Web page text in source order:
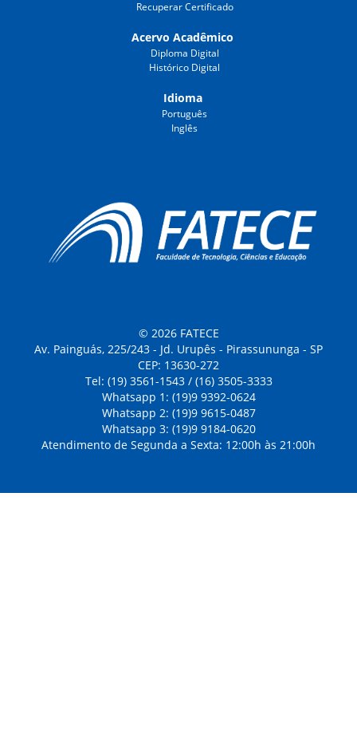
Recuperar Certificado
Acervo Acadêmico
Diploma Digital
Histórico Digital
Idioma
Português
Inglês
© 2026 FATECE
Av. Painguás, 225/243 - Jd. Urupês - Pirassununga - SP
CEP: 13630-272
Tel: (19) 3561-1543 / (16) 3505-3333
Whatsapp 1: (19)9 9392-0624
Whatsapp 2: (19)9 9615-0487
Whatsapp 3: (19)9 9184-0620
Atendimento de Segunda a Sexta: 12:00h às 21:00h